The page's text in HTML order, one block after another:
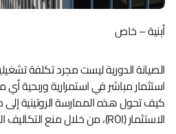
أبنية – خاص
الصيانة الدورية ليست مجرد تكلفة
استثمار مباشر في استمرارية وربحية
كيف تحول هذه الممارسة الروتينية
الاستثمار (ROI)، من خلال منع التكاليف الكبيرة وتأمين الإنتاجية.